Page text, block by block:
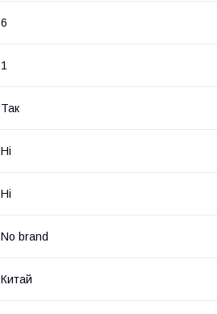
6
1
Так
Ні
Ні
No brand
Китай